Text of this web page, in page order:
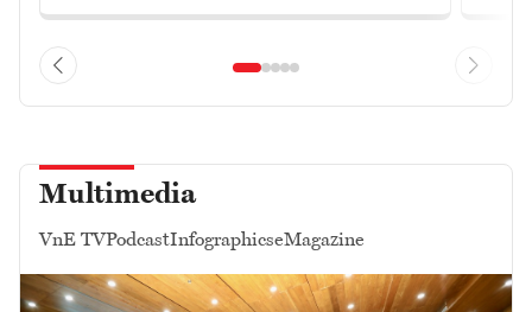
Multimedia
VnE TVPodcastInfographicseMagazine